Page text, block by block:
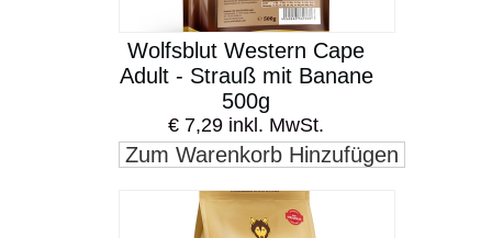
Wolfsblut Western Cape
Adult - Strauß mit Banane
500g
€ 7,29 inkl. MwSt.
Zum Warenkorb Hinzufügen